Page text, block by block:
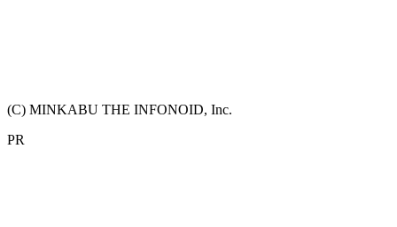
(C) MINKABU THE INFONOID, Inc.
PR